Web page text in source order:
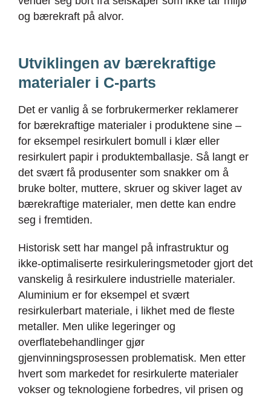
og bærekraft på alvor.
Utviklingen av bærekraftige
materialer i C-parts
Det er vanlig å se forbrukermerker reklamerer
for bærekraftige materialer i produktene sine –
for eksempel resirkulert bomull i klær eller
resirkulert papir i produktemballasje. Så langt er
det svært få produsenter som snakker om å
bruke bolter, muttere, skruer og skiver laget av
bærekraftige materialer, men dette kan endre
seg i fremtiden.
Historisk sett har mangel på infrastruktur og
ikke-optimaliserte resirkuleringsmetoder gjort det
vanskelig å resirkulere industrielle materialer.
Aluminium er for eksempel et svært
resirkulerbart materiale, i likhet med de fleste
metaller. Men ulike legeringer og
overflatebehandlinger gjør
gjenvinningsprosessen problematisk. Men etter
hvert som markedet for resirkulerte materialer
vokser og teknologiene forbedres, vil prisen og